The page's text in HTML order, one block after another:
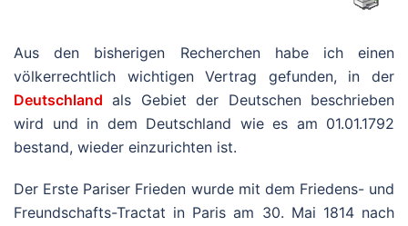
Aus den bisherigen Recherchen habe ich einen
völkerrechtlich wichtigen Vertrag gefunden, in der
Deutschland als Gebiet der Deutschen beschrieben
wird und in dem Deutschland wie es am 01.01.1792
bestand, wieder einzurichten ist.
Der Erste Pariser Frieden wurde mit dem Friedens- und
Freundschafts-Tractat in Paris am 30. Mai 1814 nach